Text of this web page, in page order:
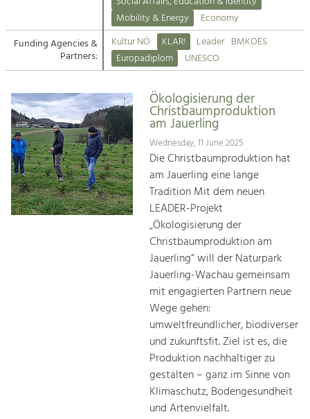
Suche
Impressum
Kontakt
Tourism
Offer Development and Positioning
Art & Culture
Crafts, Science and Research.
Social Affairs, Education
& Identity
Equality, Youth and Integration.
Climate Change, Public Transport and
Increase in Regional Value Added.
Mobility & Energy
Economy
Funding Agencies &
Partners:
Kultur NÖ KLAR! Leader BMKOES
Europadiplom
UNESCO
Ökologisierung der
Christbaumproduktion
am Jauerling
Wednesday, 11 June 2025
Die Christbaumproduktion hat
am Jauerling eine lange
Tradition Mit dem neuen
LEADER-Projekt
„Ökologisierung der
Christbaumproduktion am
Jauerling“ will der Naturpark
Jauerling-Wachau gemeinsam
mit engagierten Partnern neue
Wege gehen:
umweltfreundlicher, biodiverser
und zukunftsfit. Ziel ist es, die
Produktion nachhaltiger zu
gestalten – ganz im Sinne von
Klimaschutz, Bodengesundheit
und Artenvielfalt.